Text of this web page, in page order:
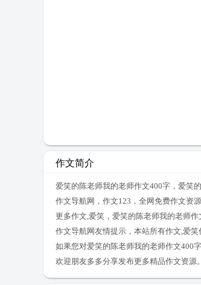
作文简介
爱笑的陈老师我的老师作文400字，爱笑
作文导航网，作文123，全网免费作文资
更多作文,爱笑，爱笑的陈老师我的老师
作文导航网友情提示，本站所有作文,爱
如果您对爱笑的陈老师我的老师作文400
欢迎朋友多多分享发布更多精品作文资源。